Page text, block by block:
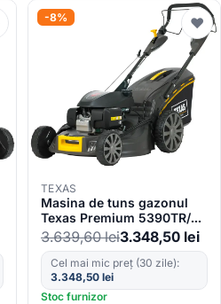
-8% ♥
TEXAS
Masina de tuns gazonul
Texas Premium 5390TR/W,
motor Honda GCV170
benzina 4.8CP, EU V,
autopropulsata, 530mm,
4in1, 4 viteze, sac 65l,
reglaj central
3.639,60lei3.348,50 lei
Cel mai mic preț (30 zile):
3.348,50 lei
Stoc furnizor